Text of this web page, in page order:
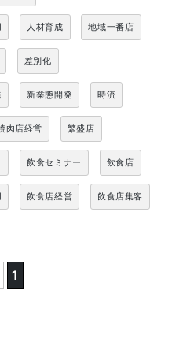
人材育成 地域一番店
差別化
新業態開発 時流
肉店経営 繁盛店
飲食セミナー 飲食店
飲食店経営 飲食店集客
1